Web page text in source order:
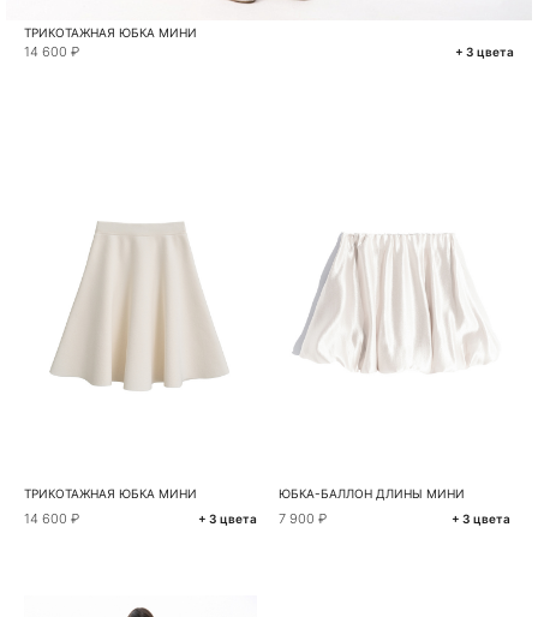
ТРИКОТАЖНАЯ ЮБКА МИНИ
14 600 ₽ + 3 цвета
ТРИКОТАЖНАЯ ЮБКА МИНИ
14 600 ₽ + 3 цвета
ЮБКА-БАЛЛОН ДЛИНЫ МИНИ
7 900 ₽ + 3 цвета